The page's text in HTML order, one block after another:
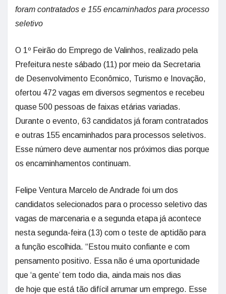
foram contratados e 155 encaminhados para processo
seletivo
O 1º Feirão do Emprego de Valinhos, realizado pela
Prefeitura neste sábado (11) por meio da Secretaria
de Desenvolvimento Econômico, Turismo e Inovação,
ofertou 472 vagas em diversos segmentos e recebeu
quase 500 pessoas de faixas etárias variadas.
Durante o evento, 63 candidatos já foram contratados
e outras 155 encaminhados para processos seletivos.
Esse número deve aumentar nos próximos dias porque
os encaminhamentos continuam.
Felipe Ventura Marcelo de Andrade foi um dos
candidatos selecionados para o processo seletivo das
vagas de marcenaria e a segunda etapa já acontece
nesta segunda-feira (13) com o teste de aptidão para
a função escolhida. “Estou muito confiante e com
pensamento positivo. Essa não é uma oportunidade
que ‘a gente’ tem todo dia, ainda mais nos dias
de hoje que está tão difícil arrumar um emprego. Esse